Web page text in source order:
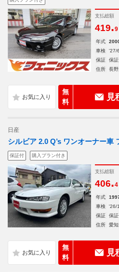
支払総額
419.9
年式
車検
'27/6
保証
保
住所
長
無
料
見
日産
シルビア 2.0 Q’s ワンオーナー車
保証付 購入プラン付き
支払総額
406.4
年式
車検
'26/
保証
保
住所
愛
無
料
見